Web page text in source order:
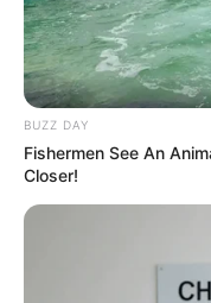
BUZZ DAY
Fishermen See An
Closer!